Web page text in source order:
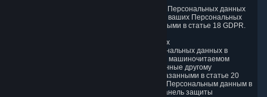
6.5. Право на ограничение обработки ваших Персональных данных
Вы имеете право на ограничение обработки ваших Персональных
данных в соответствии с условиями, указанными в статье 18 GDPR.
6.6. Право на перенос Персональных данных
Вы имеете право на получение своих Персональных данных в
структурированном, широко используемом и машиночитаемом
формате и имеете право передавать эти данные другому
контроллеру в соответствии с условиями, указанными в статье 20
GDPR. Valve предоставляет доступ к вашим Персональным данным в
структурированном формате HTML через Панель защиты